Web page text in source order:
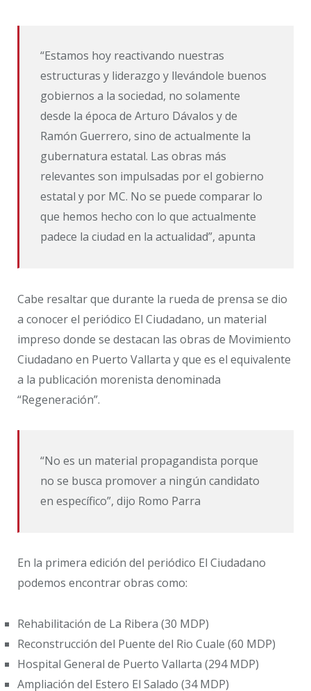
“Estamos hoy reactivando nuestras
estructuras y liderazgo y llevándole buenos
gobiernos a la sociedad, no solamente
desde la época de Arturo Dávalos y de
Ramón Guerrero, sino de actualmente la
gubernatura estatal. Las obras más
relevantes son impulsadas por el gobierno
estatal y por MC. No se puede comparar lo
que hemos hecho con lo que actualmente
padece la ciudad en la actualidad”, apunta
Cabe resaltar que durante la rueda de prensa se dio
a conocer el periódico El Ciudadano, un material
impreso donde se destacan las obras de Movimiento
Ciudadano en Puerto Vallarta y que es el equivalente
a la publicación morenista denominada
“Regeneración”.
“No es un material propagandista porque
no se busca promover a ningún candidato
en específico”, dijo Romo Parra
En la primera edición del periódico El Ciudadano
podemos encontrar obras como:
Rehabilitación de La Ribera (30 MDP)
Reconstrucción del Puente del Rio Cuale (60 MDP)
Hospital General de Puerto Vallarta (294 MDP)
Ampliación del Estero El Salado (34 MDP)